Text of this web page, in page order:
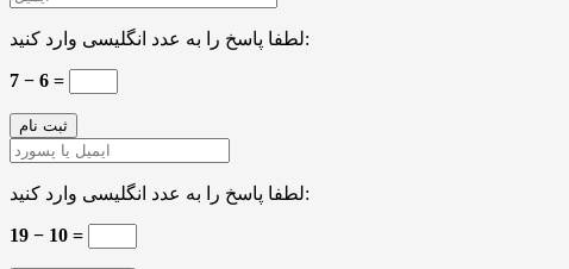
لطفا پاسخ را به عدد انگلیسی وارد کنید:
7 − 6 =
لطفا پاسخ را به عدد انگلیسی وارد کنید:
19 − 10 =